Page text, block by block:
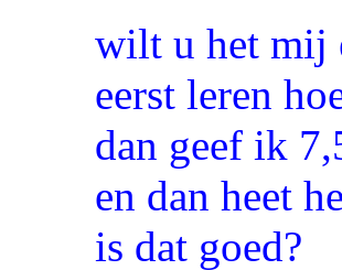
wilt u het mij
eerst leren
dan geef ik
en dan heet
is dat goed?